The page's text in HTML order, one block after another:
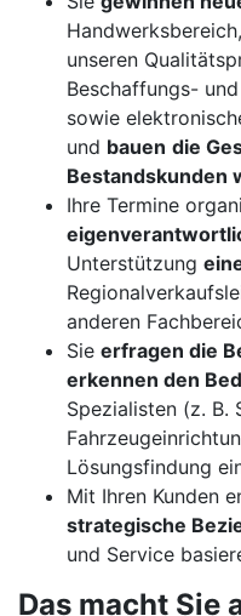
Handwerksbereich,
unseren
Beschaffungs-
sowie
und bauen die
Bestandskunden
Ihre Termine
Unterstützung
anderen
Sie erfragen die
erkennen den
Spezialisten (z. B.
Lösungsfindung
Mit Ihren Kunden
strategische
und Service
Das macht Sie